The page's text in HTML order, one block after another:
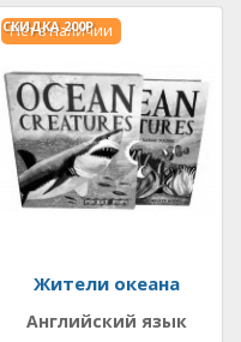
Нет в наличии
Жители океана
Английский язык
СКИДКА200Р.